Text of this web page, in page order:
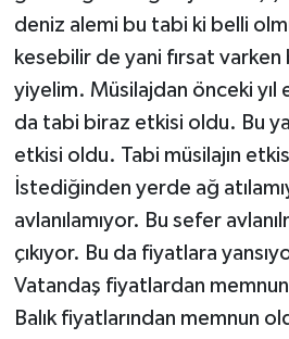
deniz alemi bu tabi ki belli
kesebilir de yani fırsat varken
yiyelim. Müsilajdan önceki yıl
da tabi biraz etkisi oldu. Bu
etkisi oldu. Tabi müsilajın
İstediğinden yerde ağ
avlanılamıyor. Bu sefer
çıkıyor. Bu da fiyatlara
Vatandaş fiyatlardan memnun
Balık fiyatlarından memnun